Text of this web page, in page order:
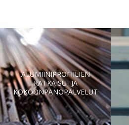
ALUMIINIPROFIILIEN
KATKAISU- JA
KOKOONPANOPALVELUT